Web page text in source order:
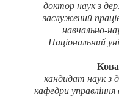
доктор наук з
заслужений
навчально-
Національний
кандидат наук з
кафедри управління